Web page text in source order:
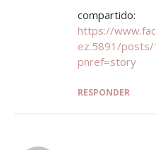
compartido:
https://
ez.5891/
pnref=story
RESPONDER